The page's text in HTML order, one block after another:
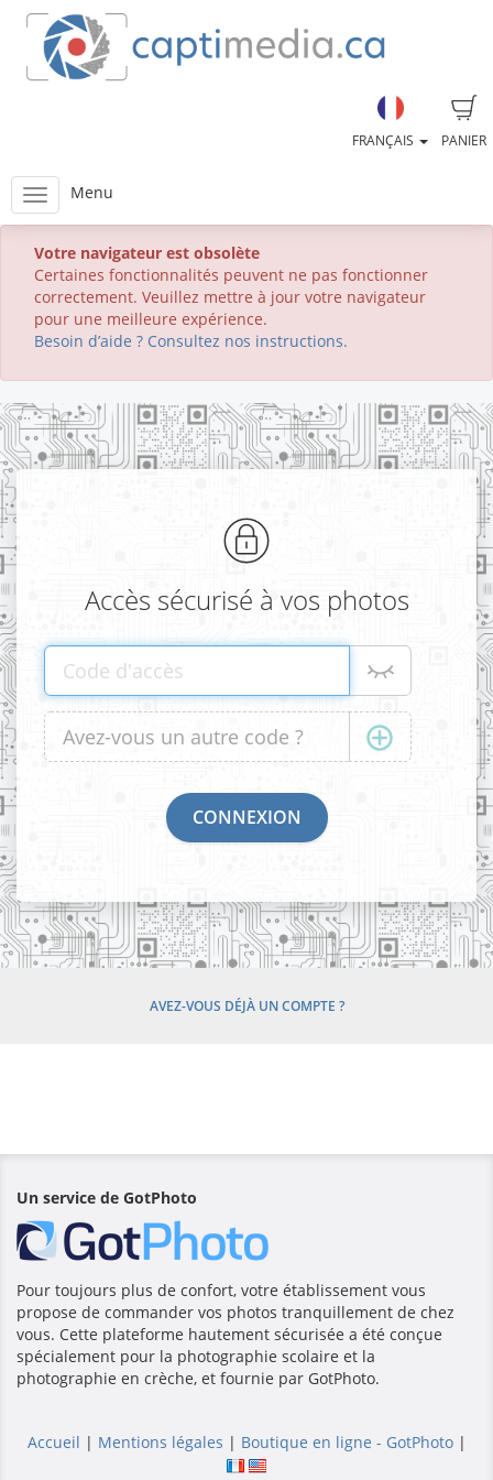
PANIER
FRANÇAIS
Menu
Votre navigateur est obsolète
Certaines fonctionnalités peuvent ne pas fonctionner
correctement. Veuillez mettre à jour votre navigateur
pour une meilleure expérience.
Besoin d’aide ? Consultez nos instructions.
Accès sécurisé à vos photos
AVEZ-VOUS DÉJÀ UN COMPTE ?
Un service de GotPhoto
Pour toujours plus de confort, votre établissement vous
propose de commander vos photos tranquillement de chez
vous. Cette plateforme hautement sécurisée a été conçue
spécialement pour la photographie scolaire et la
photographie en crèche, et fournie par GotPhoto.
Accueil | Mentions légales | Boutique en ligne - GotPhoto |